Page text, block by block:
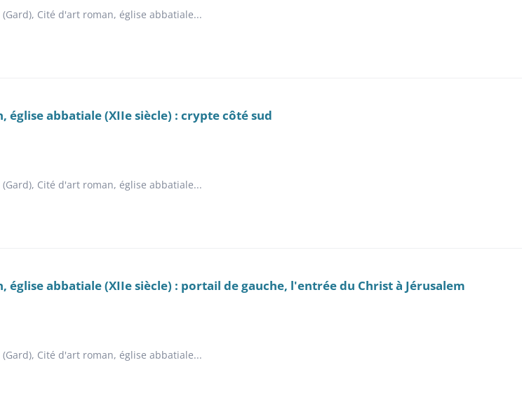
(Gard), Cité d'art roman, église abbatiale...
église abbatiale (XIIe siècle) : crypte côté sud
(Gard), Cité d'art roman, église abbatiale...
église abbatiale (XIIe siècle) : portail de gauche, l'entrée du Christ à Jérusalem
(Gard), Cité d'art roman, église abbatiale...